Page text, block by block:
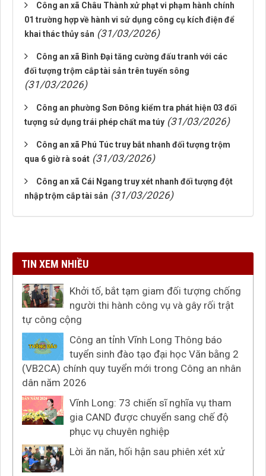
Công an xã Châu Thành xử phạt vi phạm hành chính
01 trường hợp về hành vi sử dụng công cụ kích điện để
khai thác thủy sản (31/03/2026)
Công an xã Bình Đại tăng cường đấu tranh với các
đối tượng trộm cắp tài sản trên tuyến sông
(31/03/2026)
Công an phường Sơn Đông kiểm tra phát hiện 03 đối
tượng sử dụng trái phép chất ma túy (31/03/2026)
Công an xã Phú Túc truy bắt nhanh đối tượng trộm
qua 6 giờ rà soát (31/03/2026)
Công an xã Cái Ngang truy xét nhanh đối tượng đột
nhập trộm cắp tài sản (31/03/2026)
TIN XEM NHIỀU
Khởi tố, bắt tạm giam đối tượng chống
người thi hành công vụ và gây rối trật
tự công cộng
Công an tỉnh Vĩnh Long Thông báo
tuyển sinh đào tạo đại học Văn bằng 2
(VB2CA) chính quy tuyển mới trong Công an nhân
dân năm 2026
Vĩnh Long: 73 chiến sĩ nghĩa vụ tham
gia CAND được chuyển sang chế độ
phục vụ chuyên nghiệp
Lời ăn năn, hối hận sau phiên xét xử